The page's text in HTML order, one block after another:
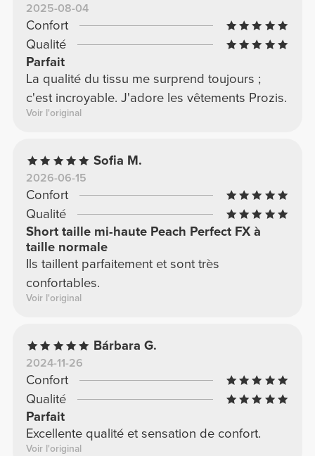
2025-08-04
Confort
Qualité
Parfait
La qualité du tissu me surprend toujours ;
c'est incroyable. J'adore les vêtements Prozis.
Voir l'original
Sofia M.
2026-06-15
Confort
Qualité
Short taille mi-haute Peach Perfect FX à
taille normale
Ils taillent parfaitement et sont très
confortables.
Voir l'original
Bárbara G.
2024-11-26
Confort
Qualité
Parfait
Excellente qualité et sensation de confort.
Voir l'original